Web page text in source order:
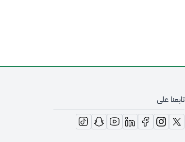
تابعنا على
opens in new window
opens in new window
opens in new window
opens in new window
opens in new window
opens in new window
opens in new window